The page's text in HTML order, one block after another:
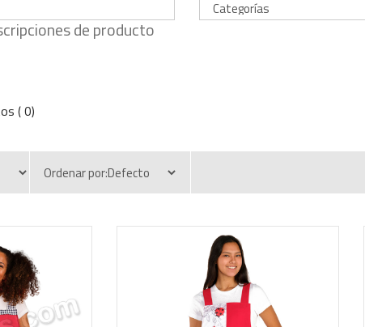
de producto
( 0)